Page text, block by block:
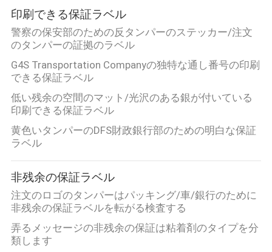
ダ
ク
ト
私
達
に
つ
い
て
印刷できる保証ラベル
警察の保安部のための反タンパーのステッカー/注文
のタンパーの証拠のラベル
G4S Transportation Companyの独特な通し番号の印刷
できる保証ラベル
低い残余の空間のマット/光沢のある銀が付いている
印刷できる保証ラベル
黄色いタンパーのDFS財政銀行部のための明白な保証
ラベル
非残余の保証ラベル
注文のロゴのタンパーはパッキング/車/銀行のために
非残余の保証ラベルを転がる検査する
弄るメッセージの非残余の保証は粘着剤のタイプを分
類します